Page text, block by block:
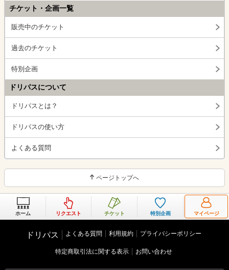
チケット・企画一覧
販売中のチケット
過去のチケット
特別企画
ドリパスについて
ドリパスとは？
ドリパスの使い方
よくある質問
ページトップへ
ホーム リクエスト チケット 特別企画 マイページ
ドリパス よくある質問 利用規約 プライバシーポリシー
特定商取引法に関する表示 お問い合わせ